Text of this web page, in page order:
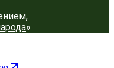
»